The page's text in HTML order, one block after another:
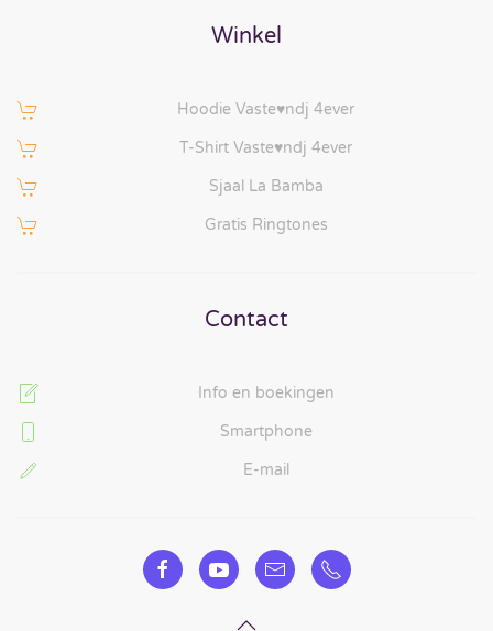
Winkel
Hoodie Vaste♥ndj 4ever
T-Shirt Vaste♥ndj 4ever
Sjaal La Bamba
Gratis Ringtones
Contact
Info en boekingen
Smartphone
E-mail